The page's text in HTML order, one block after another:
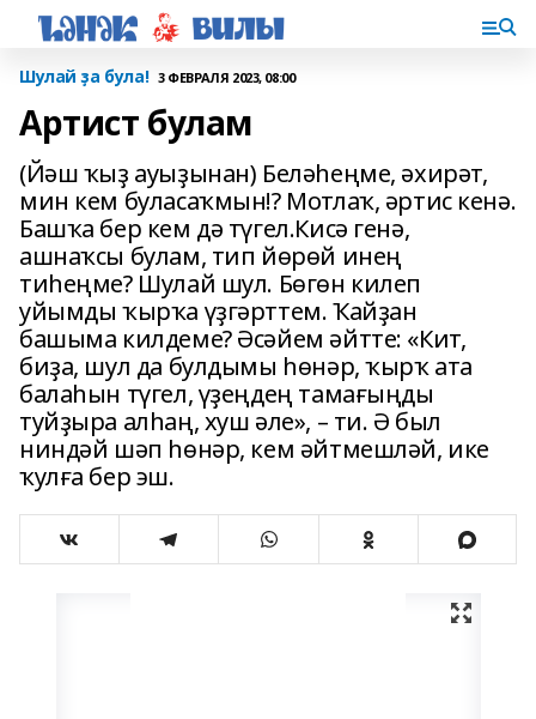
Шулай ҙа була! 3 ФЕВРАЛЯ 2023, 08:00
Артист булам
(Йәш ҡыҙ ауыҙынан) Беләһеңме, әхирәт,
мин кем бу­ласаҡмын!? Мотлаҡ, әртис кенә.
Башҡа бер кем дә түгел.Кисә генә,
ашнаҡсы булам, тип йөрөй инең
тиһеңме? Шулай шул. Бөгөн килеп
уйымды ҡырҡа үҙгәрт­тем. Ҡайҙан
башыма килдеме? Әсәйем әйтте: «Кит,
биҙа, шул да булдымы һөнәр, ҡырҡ ата
балаһын түгел, үҙеңдең тамағыңды
туйҙыра алһаң, хуш әле», – ти. Ә был
ниндәй шәп һөнәр, кем әйтмешләй, ике
ҡулға бер эш.